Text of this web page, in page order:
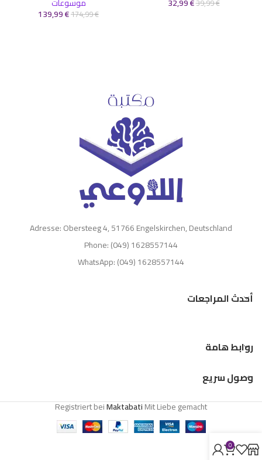
39,99€
32,99€ موسوعات
174,99€
139,99€
Adresse: Obersteeg 4, 51766 Engelskirchen, Deutschland
Phone: (049) 1628557144
WhatsApp: (049) 1628557144
أحدث المراجعات
روابط هامة
وصول سريع
Registriert beiMaktabatiMit Liebe gemacht
0